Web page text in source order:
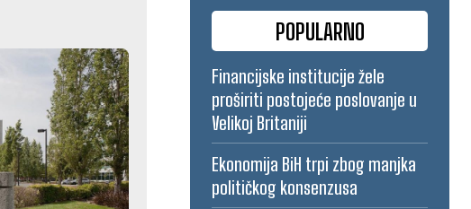
POPULARNO
Financijske institucije žele
proširiti postojeće poslovanje u
Velikoj Britaniji
Ekonomija BiH trpi zbog manjka
političkog konsenzusa